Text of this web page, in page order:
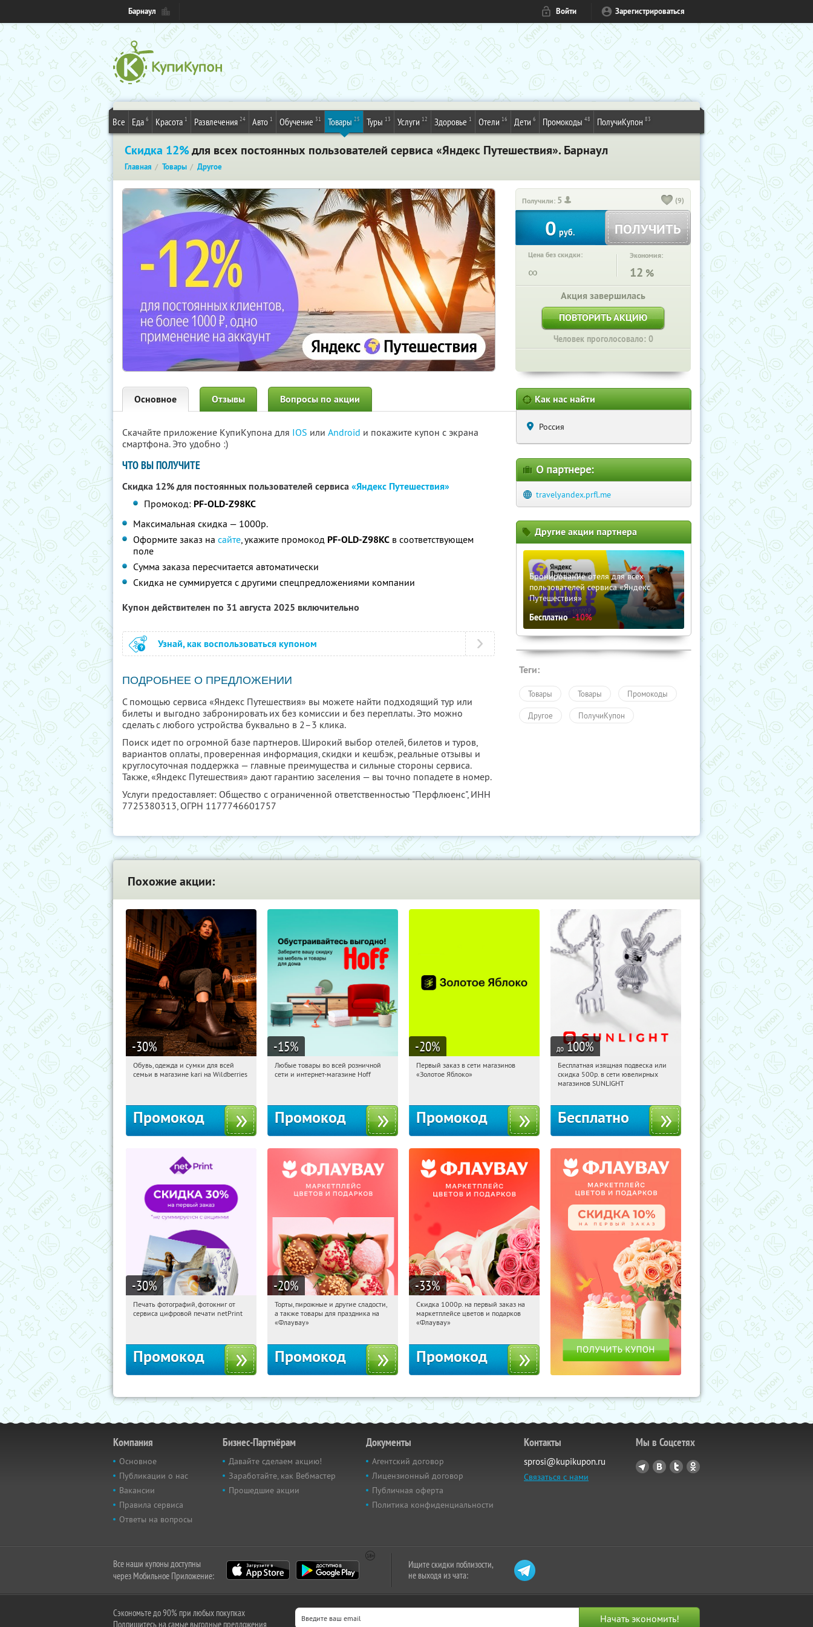
Барнаул Войти Зарегистрироваться
Все Еда 6 Красота 1 Развлечения 24 Авто 1 Обучение 31 Товары 25 Туры 13 Услуги 12 Здоровье 1 Отели 16 Дети 6 Промокоды 48 ПолучиКупон 83
Скидка 12%для всех постоянных пользователей сервиса «Яндекс Путешествия». Барнаул
Главная Товары Другое
Получили: 5 (9)
0 руб. ПОЛУЧИТЬ
Цена без скидки:
∞
Экономия:
12 %
Акция завершилась
ПОВТОРИТЬ АКЦИЮ
Человек проголосовало: 0
Основное Отзывы Вопросы по акции
Скачайте приложение КупиКупона для IOS или Android и покажите купон с экрана
смартфона. Это удобно :)
ЧТО ВЫ ПОЛУЧИТЕ
Скидка 12% для постоянных пользователей сервиса«Яндекс Путешествия»
Промокод: PF-OLD-Z98KC
Максимальная скидка — 1000р.
Оформите заказ на сайте, укажите промокод PF-OLD-Z98KC в соответствующем
поле
Сумма заказа пересчитается автоматически
Скидка не суммируется с другими спецпредложениями компании
Купон действителен по 31 августа 2025 включительно
Узнай, как воспользоваться купоном
ПОДРОБНЕЕ О ПРЕДЛОЖЕНИИ
С помощью сервиса «Яндекс Путешествия» вы можете найти подходящий тур или
билеты и выгодно забронировать их без комиссии и без переплаты. Это можно
сделать с любого устройства буквально в 2–3 клика.
Поиск идет по огромной базе партнеров. Широкий выбор отелей, билетов и туров,
вариантов оплаты, проверенная информация, скидки и кешбэк, реальные отзывы и
круглосуточная поддержка — главные преимущества и сильные стороны сервиса.
Также, «Яндекс Путешествия» дают гарантию заселения — вы точно попадете в номер.
Услуги предоставляет: Общество с ограниченной ответственностью "Перфлюенс", ИНН
7725380313, ОГРН 1177746601757
Как нас найти
Россия
О партнере:
travelyandex.prfl.me
Другие акции партнера
Бронирование отеля для всех
пользователей сервиса «Яндекс
Путешествия»
Бесплатно -10%
Теги:
Товары Товары Промокоды
Другое ПолучиКупон
Похожие акции:
-30%
06:37:12 Получили:
Обувь, одежда и сумки для всей
семьи в магазине kari на Wildberries
Промокод
-15%
06:37:12 Получили:
Любые товары во всей розничной
сети и интернет-магазине Hoff
Промокод
-20%
06:37:12
Получи первым!
Первый заказ в сети магазинов
«Золотое Яблоко»
Промокод
до 100%
06:37:12 Получили:
Россия
Бесплатная изящная подвеска или
скидка 500р. в сети ювелирных
магазинов SUNLIGHT
Бесплатно
-30%
06:37:12 Получили:
Печать фотографий, фотокниг от
сервиса цифровой печати netPrint
Промокод
-20%
06:37:12 Получили:
Россия
Торты, пирожные и другие сладости,
а также товары для праздника на
«Флаувау»
Промокод
-33%
06:37:12 Получили:
Россия
Скидка 1000р. на первый заказ на
маркетплейсе цветов и подарков
«Флаувау»
Промокод
Компания
Основное
Публикации о нас
Вакансии
Правила сервиса
Ответы на вопросы
Бизнес-Партнёрам
Давайте сделаем акцию!
Заработайте, как Вебмастер
Прошедшие акции
Документы
Агентский договор
Лицензионный договор
Публичная оферта
Политика конфиденциальности
Контакты
sprosi@kupikupon.ru
Связаться с нами
Мы в Соцсетях
Все наши купоны доступны
через Мобильное Приложение:
Ищите скидки поблизости,
не выходя из чата:
Сэкономьте до 90% при любых покупках
Подпишитесь на самые выгодные предложения